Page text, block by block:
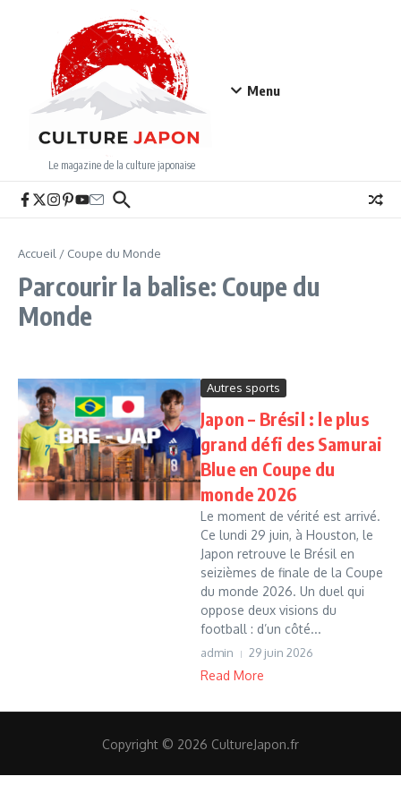
Le magazine de la culture japonaise
Menu
Accueil / Coupe du Monde
Parcourir la balise: Coupe du
Monde
Autres sports
Japon – Brésil : le plus
grand défi des Samurai
Blue en Coupe du
monde 2026
Le moment de vérité est arrivé.
Ce lundi 29 juin, à Houston, le
Japon retrouve le Brésil en
seizièmes de finale de la Coupe
du monde 2026. Un duel qui
oppose deux visions du
football : d’un côté...
admin 29 juin 2026
Read More